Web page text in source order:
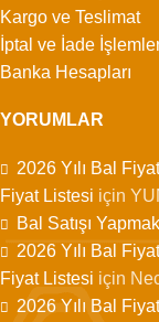
Kargo ve Teslimat
İptal ve İade
Banka Hesapları
YORUMLAR
2026 Yılı Bal
Fiyat Listesi için
Bal Satışı
2026 Yılı Bal
Fiyat Listesi için
2026 Yılı Bal